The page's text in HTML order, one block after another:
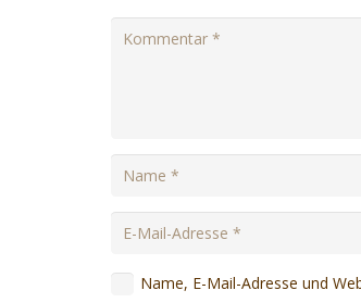
Name, E-Mail-Adresse und